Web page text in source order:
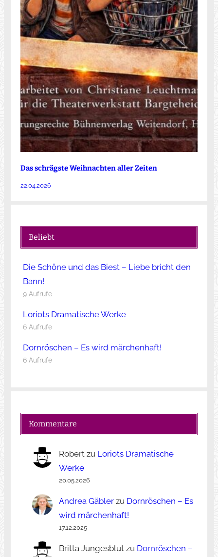
Das schrägste Weihnachten aller Zeiten
22.04.2026
Beliebt
Die Schöne und das Biest – Liebe bricht den
Bann!
9 Aufrufe
Loriots Dramatische Werke
6 Aufrufe
Dornröschen – Es wird märchenhaft!
6 Aufrufe
Kommentare
Robertzu Loriots Dramatische
Werke
20.05.2026
Andrea Gäblerzu Dornröschen – Es
wird märchenhaft!
17.12.2025
Britta Jungesblutzu Dornröschen –